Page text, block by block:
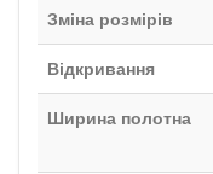
Зміна розмірів
Відкривання
Ширина полотна